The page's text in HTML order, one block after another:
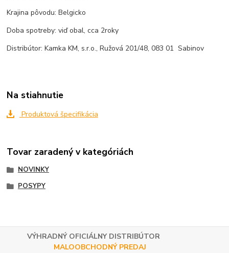
Krajina pôvodu: Belgicko
Doba spotreby: viď obal, cca 2roky
Distribútor: Kamka KM, s.r.o., Ružová 201/48, 083 01 Sabinov
Na stiahnutie
Produktová špecifikácia
Tovar zaradený v kategóriách
NOVINKY
POSYPY
VÝHRADNÝ OFICIÁLNY DISTRIBÚTOR
MALOOBCHODNÝ PREDAJ